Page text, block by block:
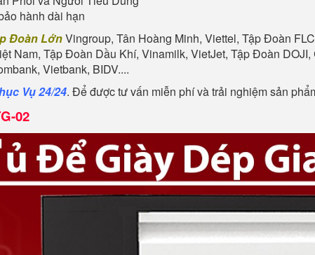
hành dài hạn
Đoàn LớnVingroup, Tân Hoàng Minh, Viettel, Tập Đoàn
Nam, Tập Đoàn Dầu Khí, Vinamilk, VietJet, Tập Đoàn
Vietbank, BIDV....
Vụ 24/24. Để được tư vấn miễn phí và trải nghiệm sản
02